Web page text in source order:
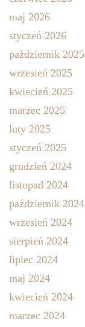
maj 2026
styczeń 2026
październik 2025
wrzesień 2025
kwiecień 2025
marzec 2025
luty 2025
styczeń 2025
grudzień 2024
listopad 2024
październik 2024
wrzesień 2024
sierpień 2024
lipiec 2024
maj 2024
kwiecień 2024
marzec 2024